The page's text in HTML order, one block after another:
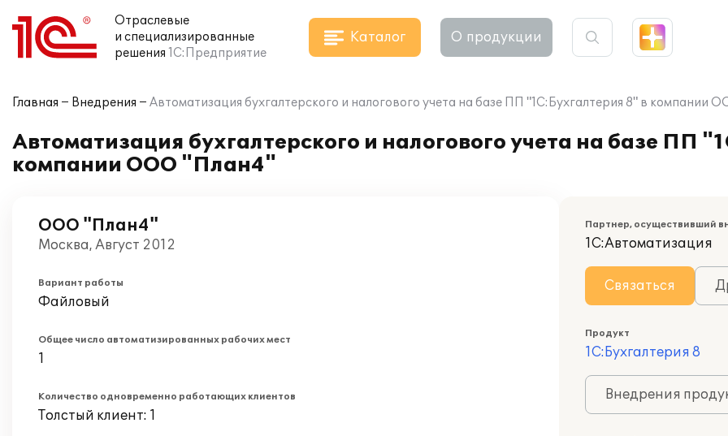
Отраслевые
и специализированные
решения 1С:Предприятие
Каталог О продукции
Главная Внедрения Автоматизация бухгалтерского и налогового учета на базе ПП "1С:Бухгалтерия 8" в компании
Автоматизация бухгалтерского и налогового учета на базе ПП
компании ООО "План4"
ООО "План4"
Москва, Август 2012
Вариант работы
Файловый
Общее число автоматизированных рабочих мест
1
Количество одновременно работающих клиентов
Толстый клиент: 1
Партнер, осуществивший
1С:Автоматизация
Связаться
Продукт
1С:Бухгалтерия 8
Внедрения